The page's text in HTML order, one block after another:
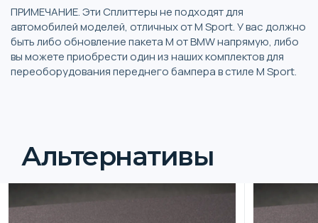
ПРИМЕЧАНИЕ. Эти Сплиттеры не подходят для
автомобилей моделей, отличных от M Sport. У вас должно
быть либо обновление пакета M от BMW напрямую, либо
вы можете приобрести один из наших комплектов для
переоборудования переднего бампера в стиле M Sport.
Альтернативы